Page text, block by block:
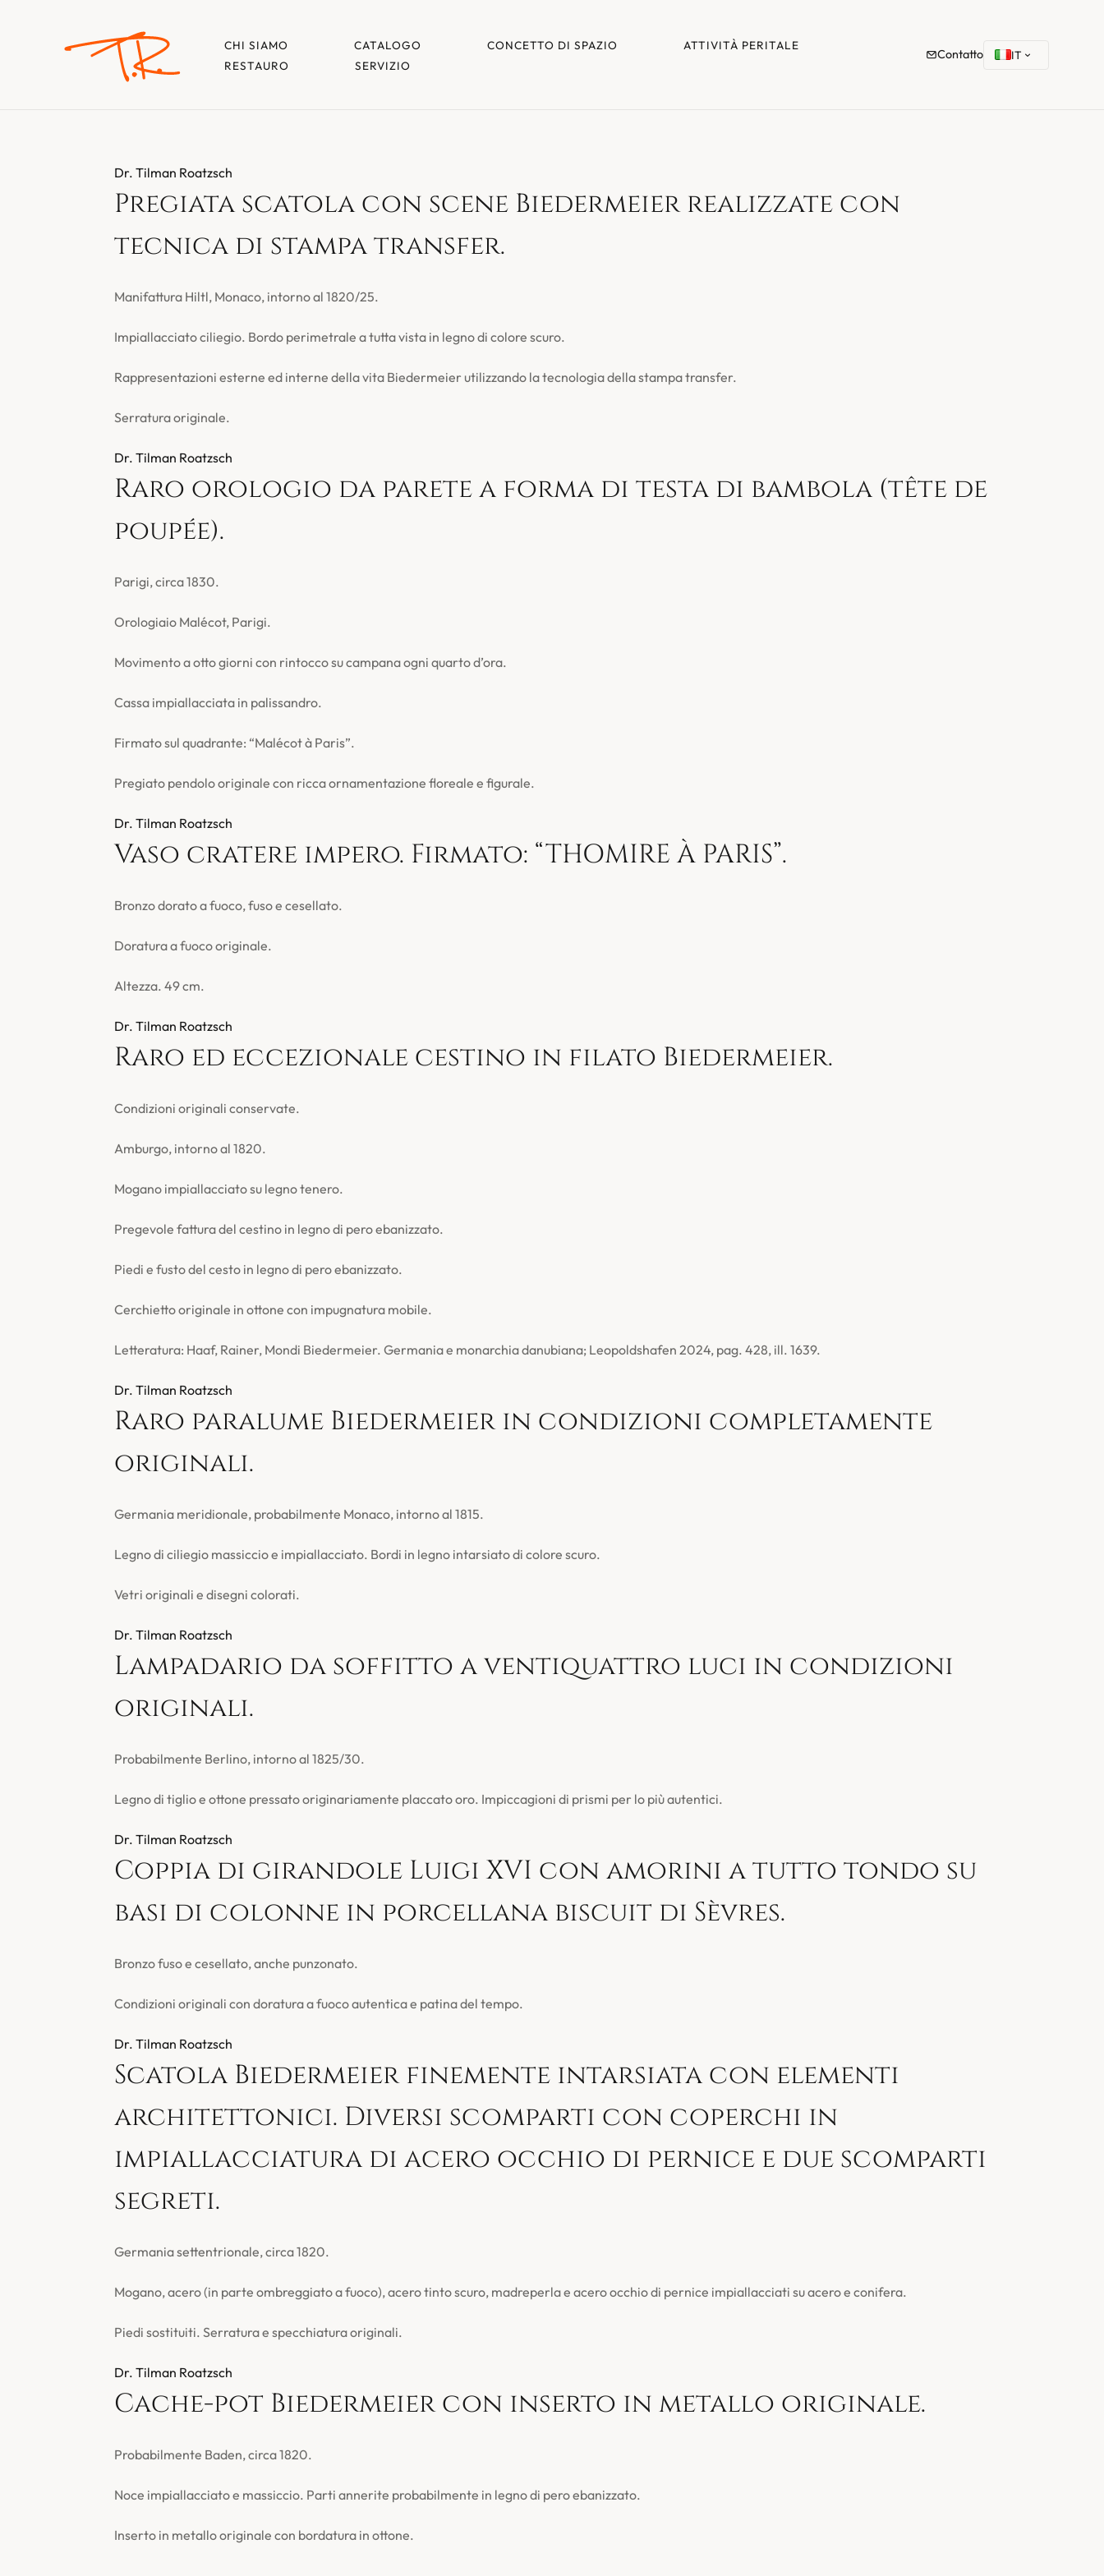
CHI SIAMO CATALOGO CONCETTO DI SPAZIO
ATTIVITÀ PERITALE
RESTAURO
SERVIZIO
Contatto IT
Dr. Tilman Roatzsch
Pregiata scatola con scene Biedermeier realizzate con
tecnica di stampa transfer.
Manifattura Hiltl, Monaco, intorno al 1820/25.
Impiallacciato ciliegio. Bordo perimetrale a tutta vista in legno di colore scuro.
Rappresentazioni esterne ed interne della vita Biedermeier utilizzando la tecnologia della stampa transfer.
Serratura originale.
Dr. Tilman Roatzsch
Raro orologio da parete a forma di testa di bambola (tête de
poupée).
Parigi, circa 1830.
Orologiaio Malécot, Parigi.
Movimento a otto giorni con rintocco su campana ogni quarto d’ora.
Cassa impiallacciata in palissandro.
Firmato sul quadrante: “Malécot à Paris”.
Pregiato pendolo originale con ricca ornamentazione floreale e figurale.
Dr. Tilman Roatzsch
Vaso cratere impero. Firmato: “THOMIRE À PARIS”.
Bronzo dorato a fuoco, fuso e cesellato.
Doratura a fuoco originale.
Altezza. 49 cm.
Dr. Tilman Roatzsch
Raro ed eccezionale cestino in filato Biedermeier.
Condizioni originali conservate.
Amburgo, intorno al 1820.
Mogano impiallacciato su legno tenero.
Pregevole fattura del cestino in legno di pero ebanizzato.
Piedi e fusto del cesto in legno di pero ebanizzato.
Cerchietto originale in ottone con impugnatura mobile.
Letteratura: Haaf, Rainer, Mondi Biedermeier. Germania e monarchia danubiana; Leopoldshafen 2024, pag. 428, ill. 1639.
Dr. Tilman Roatzsch
Raro paralume Biedermeier in condizioni completamente
originali.
Germania meridionale, probabilmente Monaco, intorno al 1815.
Legno di ciliegio massiccio e impiallacciato. Bordi in legno intarsiato di colore scuro.
Vetri originali e disegni colorati.
Dr. Tilman Roatzsch
Lampadario da soffitto a ventiquattro luci in condizioni
originali.
Probabilmente Berlino, intorno al 1825/30.
Legno di tiglio e ottone pressato originariamente placcato oro. Impiccagioni di prismi per lo più autentici.
Dr. Tilman Roatzsch
Coppia di girandole Luigi XVI con amorini a tutto tondo su
basi di colonne in porcellana biscuit di Sèvres.
Bronzo fuso e cesellato, anche punzonato.
Condizioni originali con doratura a fuoco autentica e patina del tempo.
Dr. Tilman Roatzsch
Scatola Biedermeier finemente intarsiata con elementi
architettonici. Diversi scomparti con coperchi in
impiallacciatura di acero occhio di pernice e due scomparti
segreti.
Germania settentrionale, circa 1820.
Mogano, acero (in parte ombreggiato a fuoco), acero tinto scuro, madreperla e acero occhio di pernice impiallacciati su acero e conifera.
Piedi sostituiti. Serratura e specchiatura originali.
Dr. Tilman Roatzsch
Cache-pot Biedermeier con inserto in metallo originale.
Probabilmente Baden, circa 1820.
Noce impiallacciato e massiccio. Parti annerite probabilmente in legno di pero ebanizzato.
Inserto in metallo originale con bordatura in ottone.